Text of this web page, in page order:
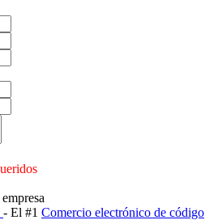
- El #1 Comercio electrónico de código